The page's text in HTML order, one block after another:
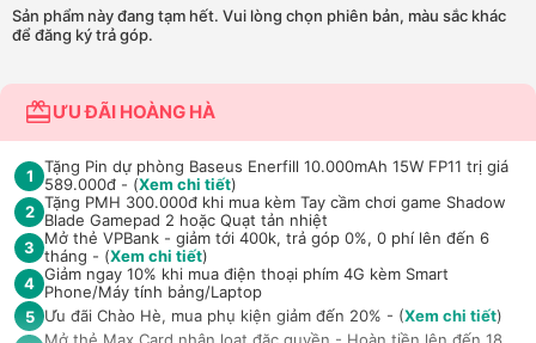
Sản phẩm này đang tạm hết. Vui lòng chọn phiên bản, màu sắc khác
để đăng ký trả góp.
ƯU ĐÃI HOÀNG HÀ
1
Tặng Pin dự phòng Baseus Enerfill 10.000mAh 15W FP11 trị giá
589.000đ - (Xem chi tiết)
2 Tặng PMH 300.000đ khi mua kèm Tay cầm chơi game Shadow
Blade Gamepad 2 hoặc Quạt tản nhiệt
3
Mở thẻ VPBank - giảm tới 400k, trả góp 0%, 0 phí lên đến 6
tháng - (Xem chi tiết)
4 Giảm ngay 10% khi mua điện thoại phím 4G kèm Smart
Phone/Máy tính bảng/Laptop
5 Ưu đãi Chào Hè, mua phụ kiện giảm đến 20% - (Xem chi tiết)